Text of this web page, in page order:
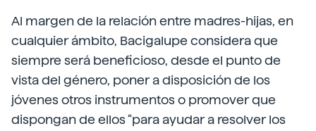
Al margen de la relación entre madres-hijas, en
cualquier ámbito, Bacigalupe considera que
siempre será beneficioso, desde el punto de
vista del género, poner a disposición de los
jóvenes otros instrumentos o promover que
dispongan de ellos “para ayudar a resolver los